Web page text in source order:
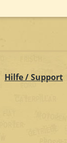
Hilfe / Support